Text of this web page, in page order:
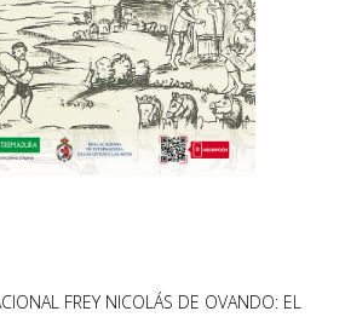
FREY NICOLÁS DE OVANDO: EL